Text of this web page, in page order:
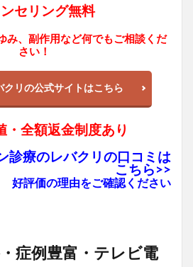
セリング無料
み、副作用など何でもご相談くだ
さい！
クリの公式サイトはこちら
・全額返金制度あり
診療のレバクリの口コミは
こちら>>
好評価の理由をご確認ください
症例豊富・テレビ電